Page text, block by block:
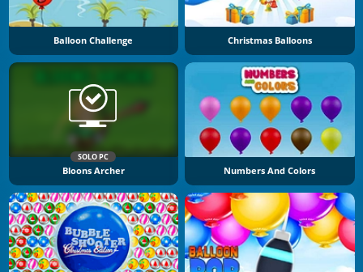
Balloon Challenge Christmas Balloons
SOLO PC
Bloons Archer Numbers And Colors